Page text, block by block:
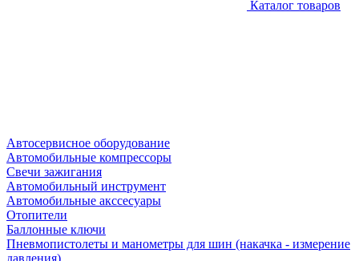
Каталог товаров
Автосервисное оборудование
Автомобильные компрессоры
Свечи зажигания
Автомобильный инструмент
Автомобильные акссесуары
Отопители
Баллонные ключи
Пневмопистолеты и манометры для шин (накачка - измерение
давления)